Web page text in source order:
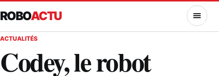
ROBOACTU MENU
ACTUALITÉS
Codey, le robot